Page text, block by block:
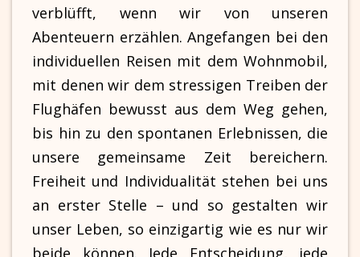
verblüfft, wenn wir von unseren
Abenteuern erzählen. Angefangen bei den
individuellen Reisen mit dem Wohnmobil,
mit denen wir dem stressigen Treiben der
Flughäfen bewusst aus dem Weg gehen,
bis hin zu den spontanen Erlebnissen, die
unsere gemeinsame Zeit bereichern.
Freiheit und Individualität stehen bei uns
an erster Stelle – und so gestalten wir
unser Leben, so einzigartig wie es nur wir